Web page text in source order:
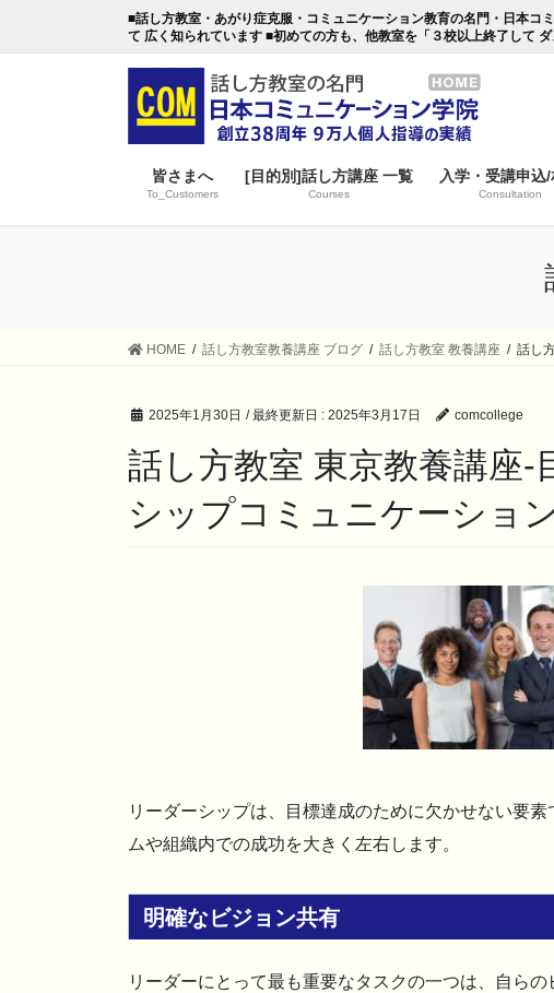
■話し方教室・あがり症克服・コミュニケーション教育の名門・日本コ
て 広く知られています ■初めての方も、他教室を「３校以上終了して
皆さまへ
To_Customers
[目的別]話し方講座 一覧
Courses
入学・受講申込
Consultation
HOME 話し方教室教養講座 ブログ 話し方教室 教養講座 話し
2025年1月30日 / 最終更新日 : 2025年3月17日 comcollege
話し方教室 東京教養講座-
シップコミュニケーショ
リーダーシップは、目標達成のために欠かせない要
ムや組織内での成功を大きく左右します。
明確なビジョン共有
リーダーにとって最も重要なタスクの一つは、自ら